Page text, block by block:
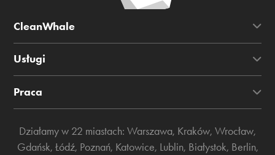
CleanWhale
Usługi
Praca
Działamy w 22 miastach: Warszawa, Kraków, Wrocław,
Gdańsk, Łódź, Poznań, Katowice, Lublin, Białystok, Berlin,